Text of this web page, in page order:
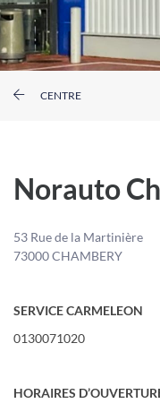
CENTRE
Norauto
53 Rue de la Martinière
73000 CHAMBERY
SERVICE CARMELEON
0130071020
HORAIRES